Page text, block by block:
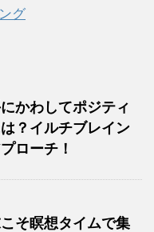
グ
かわしてポジティ
？イルチブレイン
ローチ！
そ瞑想タイムで集